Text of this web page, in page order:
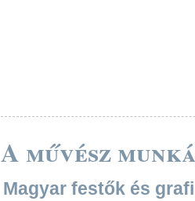
A művész
Magyar festők és